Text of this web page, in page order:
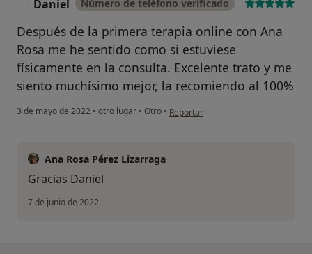
Daniel Número de teléfono verificado
Después de la primera terapia online con Ana
Rosa me he sentido como si estuviese
físicamente en la consulta. Excelente trato y me
siento muchísimo mejor, la recomiendo al 100%
3 de mayo de 2022 • otro lugar • Otro • en opinión del usuario Daniel
Reportar
Ana Rosa Pérez Lizarraga
Gracias Daniel
7 de junio de 2022